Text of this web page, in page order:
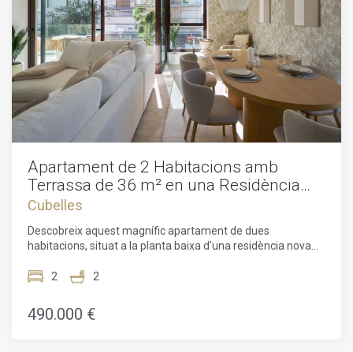
Apartament de 2 Habitacions amb
Terrassa de 36 m² en una Residència
Exclusiva a Cubelles
Cubelles
Descobreix aquest magnífic apartament de dues
habitacions, situat a la planta baixa d'una residència nova
d'arquitectura MIAS Arquitectos. A pocs passos de les
ofereix un marc de vida excepcional, pensat per combinar
elegància contemporània, benestar diari i qualitat de vida a
2 2
490.000 €